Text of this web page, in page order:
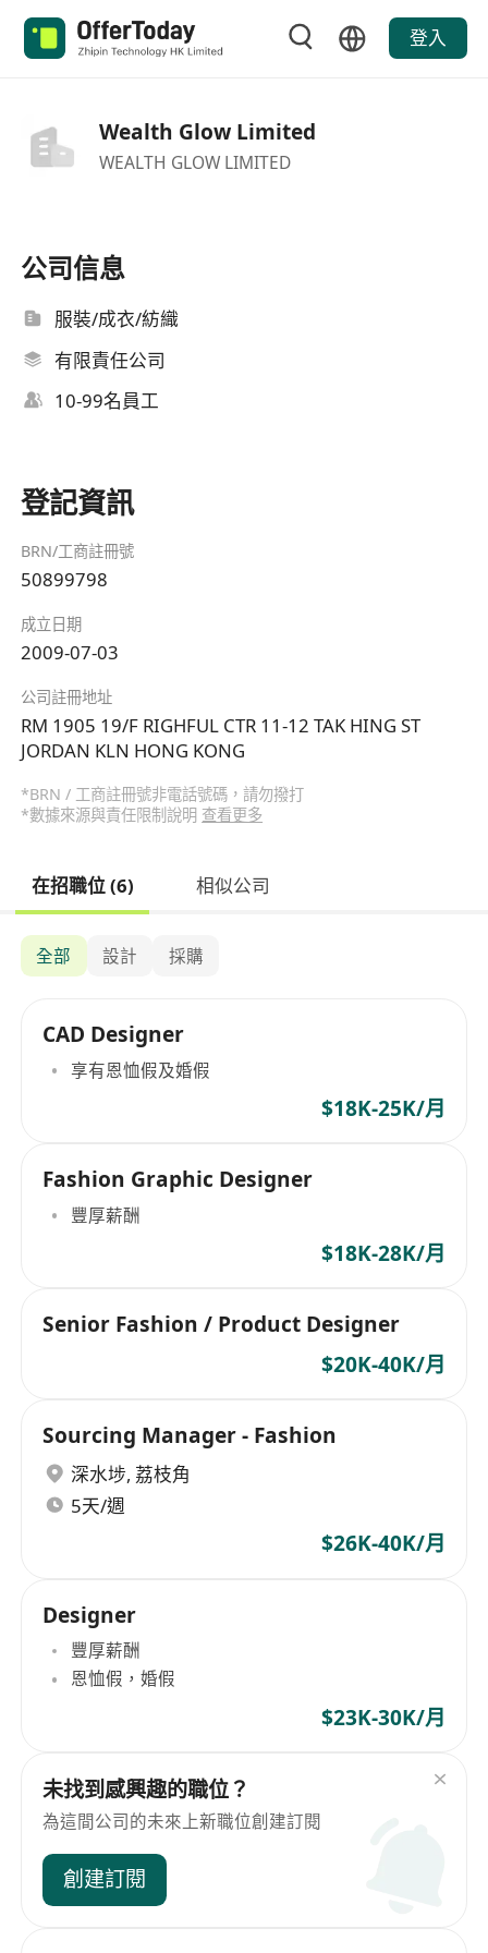
登入
Wealth Glow Limited
WEALTH GLOW LIMITED
公司信息
服裝/成衣/紡織
有限責任公司
10-99名員工
登記資訊
BRN/工商註冊號
50899798
成立日期
2009-07-03
公司註冊地址
RM 1905 19/F RIGHFUL CTR 11-12 TAK HING ST
JORDAN KLN HONG KONG
*BRN / 工商註冊號非電話號碼，請勿撥打
*數據來源與責任限制說明 查看更多
在招職位 (6) 相似公司
全部 設計 採購
CAD Designer
享有恩恤假及婚假
$18K-25K/月
Fashion Graphic Designer
豐厚薪酬
$18K-28K/月
Senior Fashion / Product Designer
$20K-40K/月
Sourcing Manager - Fashion
深水埗, 荔枝角
5天/週
$26K-40K/月
Designer
豐厚薪酬
恩恤假，婚假
$23K-30K/月
未找到感興趣的職位？
為這間公司的未來上新職位創建訂閱
創建訂閱